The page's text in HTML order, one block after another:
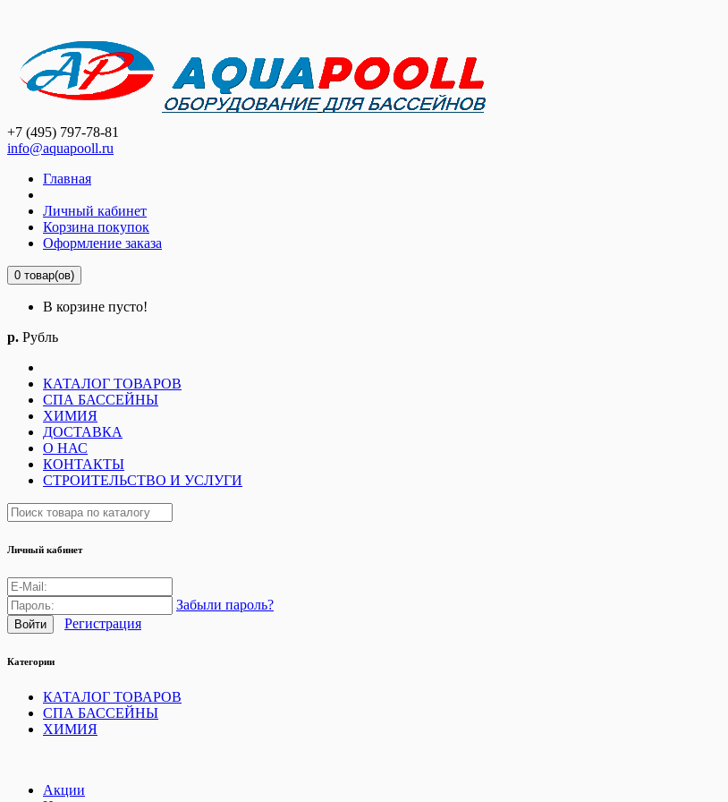
+7 (495) 797-78-81
info@aquapooll.ru
Главная
Личный кабинет
Корзина покупок
Оформление заказа
0 товар(ов)
В корзине пусто!
р. Рубль
КАТАЛОГ ТОВАРОВ
СПА БАССЕЙНЫ
ХИМИЯ
ДОСТАВКА
О НАС
КОНТАКТЫ
СТРОИТЕЛЬСТВО И УСЛУГИ
Личный кабинет
Забыли пароль?
Регистрация
Категории
КАТАЛОГ ТОВАРОВ
СПА БАССЕЙНЫ
ХИМИЯ
Акции